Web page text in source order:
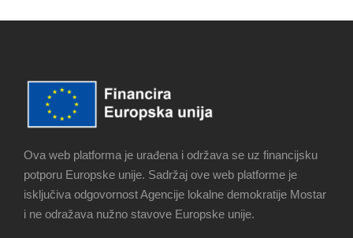
Ova web platforma je urađena i održava se uz financijsku
potporu Europske unije. Sadržaj ove web platforme je
isključiva odgovornost Agencije lokalne demokratije Mostar
i ne odražava nužno stavove Europske unije.